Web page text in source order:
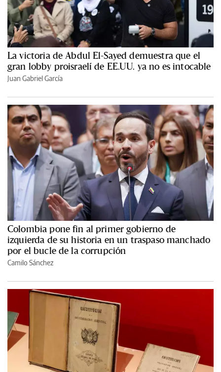
La victoria de Abdul El-Sayed demuestra que el
gran lobby proisraelí de EE.UU. ya no es intocable
Juan Gabriel García
Colombia pone fin al primer gobierno de
izquierda de su historia en un traspaso manchado
por el bucle de la corrupción
Camilo Sánchez